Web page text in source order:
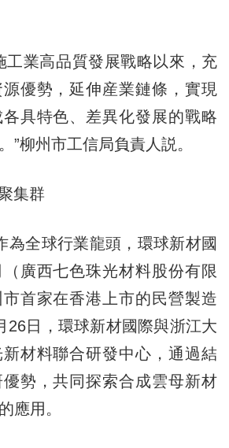
業高品質發展戰略以來，充
優勢，延伸産業鏈條，實現
具特色、差異化發展的戰略
”柳州市工信局負責人説。
集群
全球行業龍頭，環球新材國
廣西七色珠光材料股份有限
首家在香港上市的民營製造
26日，環球新材國際與浙江大
材料聯合研發中心，通過結
勢，共同探索合成雲母新材
應用。